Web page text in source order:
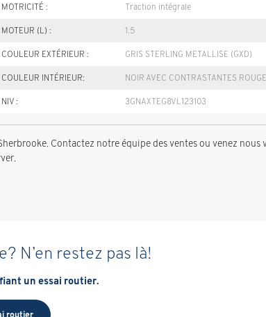
MOTRICITÉ : Traction intégrale
MOTEUR (L) : 1.5
COULEUR EXTÉRIEUR : GRIS STERLING METALLISE (GXD)
COULEUR INTÉRIEUR: NOIR AVEC CONTRASTANTES
NIV : 3GNAXTEG8VL123103
Contactez notre équipe des ventes ou venez nous
N’en restez pas là!
un essai routier.
routier